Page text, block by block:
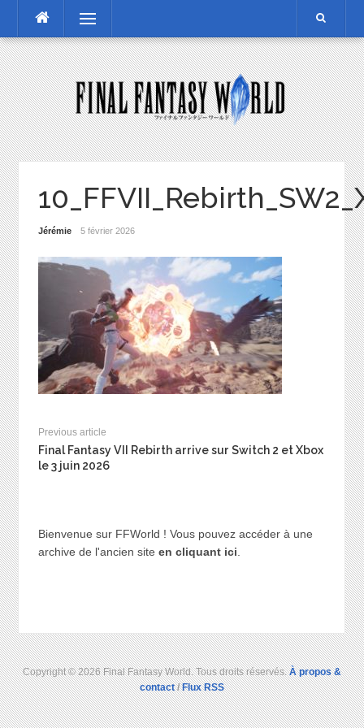
content
Menu
Jérémie 5 février 2026
Previous article
Final Fantasy VII Rebirth arrive sur Switch 2 et Xbox
le 3 juin 2026
Bienvenue sur FFWorld ! Vous pouvez accéder à une
archive de l'ancien site en cliquant ici.
Copyright © 2026 Final Fantasy World. Tous droits réservés.À propos &
contact/Flux RSS